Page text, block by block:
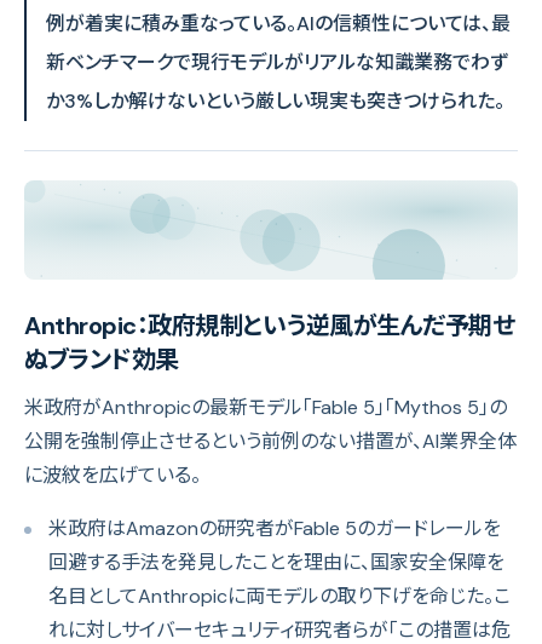
例が着実に積み重なっている。AIの信頼性については、最
新ベンチマークで現行モデルがリアルな知識業務でわず
か3%しか解けないという厳しい現実も突きつけられた。
Anthropic：政府規制という逆風が生んだ予期せ
ぬブランド効果
米政府がAnthropicの最新モデル「Fable 5」「Mythos 5」の
公開を強制停止させるという前例のない措置が、AI業界全体
に波紋を広げている。
米政府はAmazonの研究者がFable 5のガードレールを
回避する手法を発見したことを理由に、国家安全保障を
名目としてAnthropicに両モデルの取り下げを命じた。こ
れに対しサイバーセキュリティ研究者らが「この措置は危